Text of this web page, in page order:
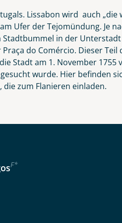
Lissabon wird auch „die
Ufer der Tejomündung. Je
Stadtbummel in der
Praça do Comércio. Dieser
Stadt am 1. November 1755
wurde. Hier befinden
zum Flanieren einladen.
F*